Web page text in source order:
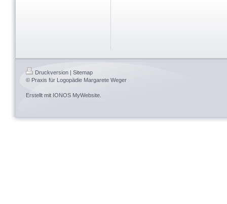
Druckversion | Sitemap
© Praxis für Logopädie Margarete Weger
Erstellt mit IONOS MyWebsite